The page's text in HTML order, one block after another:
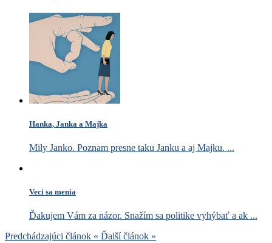
Hanka, Janka a Majka
Mily Janko. Poznam presne taku Janku a aj Majku. ...
Veci sa menia
Ďakujem Vám za názor. Snažím sa politike vyhýbať a ak ...
Predchádzajúci článok « Ďalší článok »